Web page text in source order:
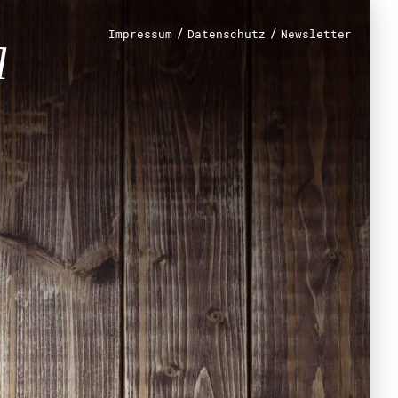
Impressum / Datenschutz / Newsletter